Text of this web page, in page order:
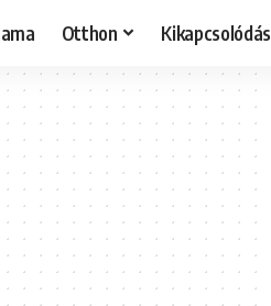
Otthon Kikapcsolódás